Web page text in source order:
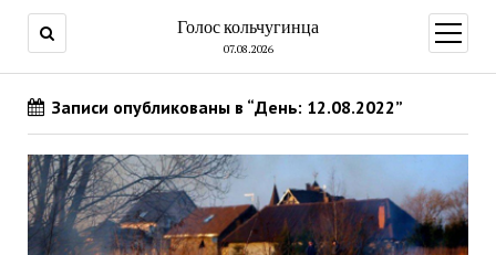
Голос кольчугинца
07.08.2026
меню
Записи опубликованы в “День: 12.08.2022”